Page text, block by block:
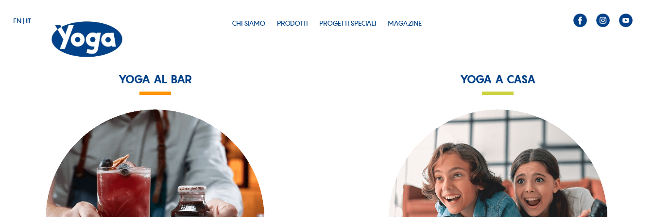
EN| IT CHI SIAMO PRODOTTI PROGETTI SPECIALI MAGAZINE
YOGA AL BAR YOGA A CASA